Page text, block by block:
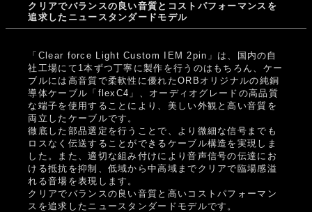
クリアでバランスの良い音質とコストパフォーマンスを
追求したニュースタンダードモデル
「Clear force Light Custom IEM 2pin」は、国内の自
社工場にて1本ずつ丁寧に製作を行うのはもちろん、ケー
ブルには高音質で柔軟性に優れたORBオリジナルの純銅
導体ケーブル「flexC4」、オーディオグレードの高品質
な端子を使用することにより、美しい外観と高い音質を
両立したケーブルです。
徹底した部品選定を行うことで、より微細な信号までも
ロスなく伝送することができるケーブル構造を実現しま
した。また、適切な組み付けにより音声信号の伝達にお
ける抵抗を抑制、低域から中高域までクリアで臨場感溢
れる音場を表現します。
クリアでバランスの良い音質と高いコストパフォーマン
スを追求したニュースタンダードモデルです。